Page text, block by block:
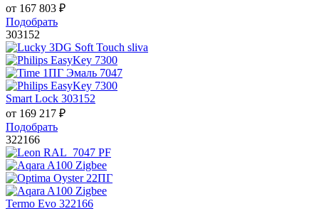
от 167 803 ₽
Подобрать
303152
Smart Lock 303152
от 169 217 ₽
Подобрать
322166
Termo Evo 322166